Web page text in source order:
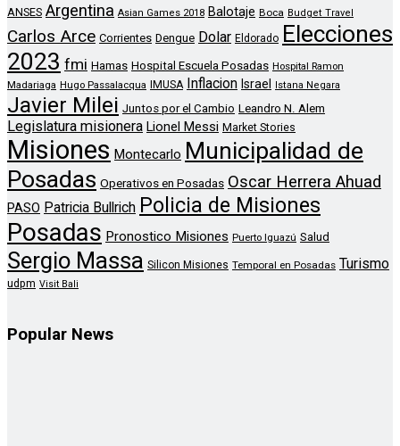
ANSES Argentina Asian Games 2018 Balotaje Boca Budget Travel
Carlos Arce Corrientes Dengue Dolar Eldorado Elecciones
2023 fmi Hamas Hospital Escuela Posadas Hospital Ramon
Madariaga Hugo Passalacqua IMUSA Inflacion Israel Istana Negara
Javier Milei Juntos por el Cambio Leandro N. Alem
Legislatura misionera Lionel Messi Market Stories
Misiones Montecarlo Municipalidad de
Posadas Operativos en Posadas Oscar Herrera Ahuad
PASO Patricia Bullrich Policia de Misiones
Posadas Pronostico Misiones Puerto Iguazú Salud
Sergio Massa Silicon Misiones Temporal en Posadas Turismo
udpm Visit Bali
Popular News